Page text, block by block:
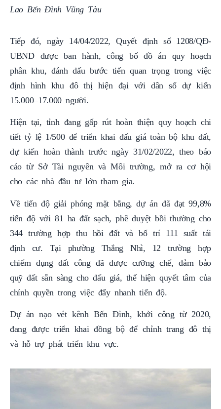
Lao Bến Đình Vũng Tàu
Tiếp đó, ngày 14/04/2022, Quyết định số 1208/QĐ-
UBND được ban hành, công bố đồ án quy hoạch
phân khu, đánh dấu bước tiến quan trọng trong việc
định hình khu đô thị hiện đại với dân số dự kiến
15.000–17.000 người.
Hiện tại, tỉnh đang gấp rút hoàn thiện quy hoạch chi
tiết tỷ lệ 1/500 để triển khai đấu giá toàn bộ khu đất,
dự kiến hoàn thành trước ngày 31/02/2022, theo báo
cáo từ Sở Tài nguyên và Môi trường, mở ra cơ hội
cho các nhà đầu tư lớn tham gia.
Về tiến độ giải phóng mặt bằng, dự án đã đạt 99,8%
tiến độ với 81 ha đất sạch, phê duyệt bồi thường cho
344 trường hợp thu hồi đất và bố trí 111 suất tái
định cư. Tại phường Thắng Nhì, 12 trường hợp
chiếm dụng đất công đã được cưỡng chế, đảm bảo
quỹ đất sẵn sàng cho đấu giá, thể hiện quyết tâm của
chính quyền trong việc đẩy nhanh tiến độ.
Dự án nạo vét kênh Bến Đình, khởi công từ 2020,
đang được triển khai đồng bộ để chỉnh trang đô thị
và hỗ trợ phát triển khu vực.